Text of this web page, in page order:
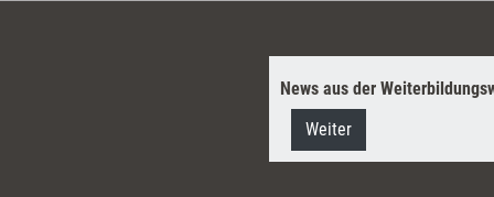
News aus der
Weiter